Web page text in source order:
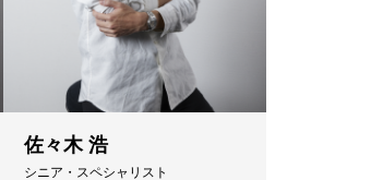
佐々木 浩
シニア・スペシャリスト